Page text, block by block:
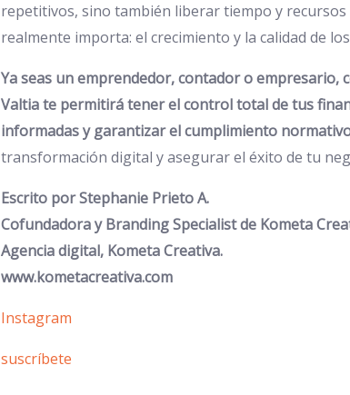
repetitivos, sino también liberar tiempo y
realmente importa: el crecimiento y la calidad de
Ya seas un emprendedor, contador o empresario,
Valtia te permitirá tener el control total de tus
informadas y garantizar el cumplimiento
transformación digital y asegurar el éxito de tu
Escrito por Stephanie Prieto A.
Cofundadora y Branding Specialist de Kometa
Agencia digital, Kometa Creativa.
www.kometacreativa.com
Instagram
suscríbete